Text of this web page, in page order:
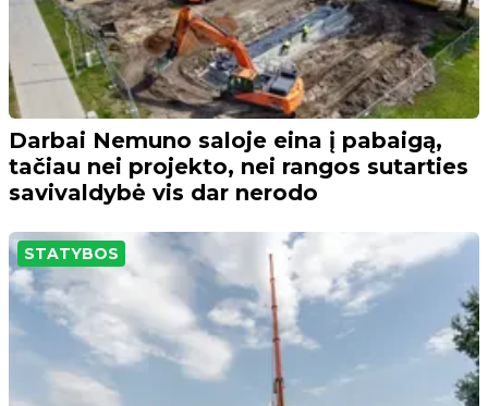
Darbai Nemuno saloje eina į pabaigą,
tačiau nei projekto, nei rangos sutarties
savivaldybė vis dar nerodo
STATYBOS